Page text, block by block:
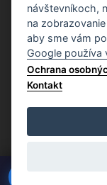
App Store
© 2026 FIT
návštevníkoch,
na
aby sme vám
Google používa
Ochrana
Kontakt